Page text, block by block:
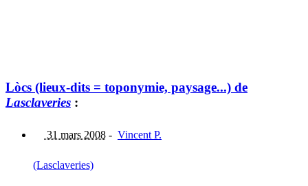
Lòcs (lieux-dits = toponymie, paysage...) de
Lasclaveries :
31 mars 2008 - Vincent P.
(Lasclaveries)